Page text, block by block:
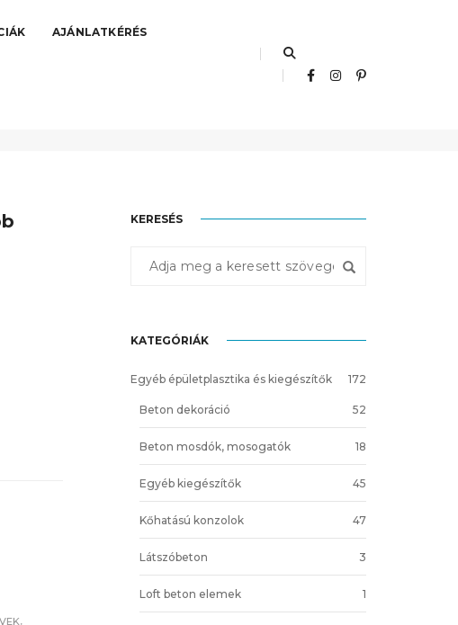
AJÁNLATKÉRÉS
KERESÉS
KATEGÓRIÁK
Egyéb épületplasztika és kiegészítők 172
Beton dekoráció 52
Beton mosdók, mosogatók 18
Egyéb kiegészítők 45
Kőhatású konzolok 47
Látszóbeton 3
Loft beton elemek 1